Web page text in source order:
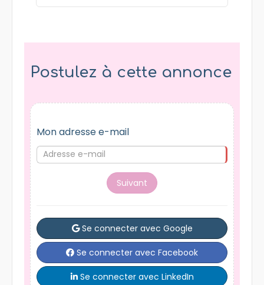
Postulez à cette annonce
Mon adresse e-mail
Suivant
Se connecter avec Google
Se connecter avec Facebook
Se connecter avec LinkedIn